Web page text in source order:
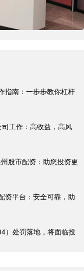
指南：一步步教你杠杆
工作：高收益，高风
股市配资：助您投资更
资平台：安全可靠，助
）处罚落地，将面临投